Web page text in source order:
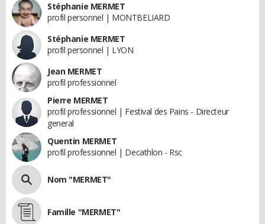
Stéphanie MERMET
profil personnel | MONTBELIARD
Stéphanie MERMET
profil personnel | LYON
Jean MERMET
profil professionnel
Pierre MERMET
profil professionnel | Festival des Pains - Directeur
general
Quentin MERMET
profil professionnel | Decathlon - Rsc
Nom "MERMET"
Famille "MERMET"